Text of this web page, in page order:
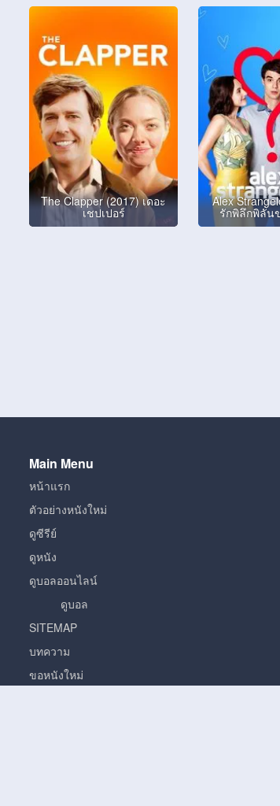
The Clapper (2017) เดอะ
เชปเปอร์
Alex
รักพิลึกพิลั่น
Main Menu
หน้าแรก
ตัวอย่างหนังใหม่
ดูซีรีย์
ดูหนัง
ดูบอลออนไลน์
ดูบอล
SITEMAP
บทความ
ขอหนังใหม่